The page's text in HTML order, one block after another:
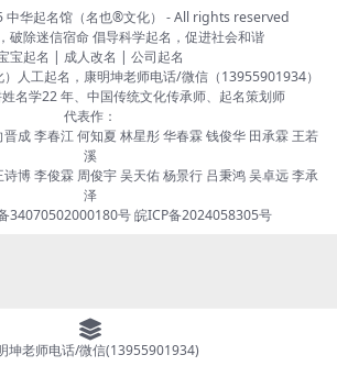
中华起名馆（名也®文化） - All rights reserved
破除迷信宿命 倡导科学起名，促进社会和谐
宝起名 | 成人改名 | 公司起名
人工起名，康明坤老师电话/微信（13955901934）
名学22 年、中国传统文化传承师、起名策划师
代表作：
成 李春江 何知夏 林星彤 华春霖 钱俊华 田承霖 王若
溪
博 李俊霖 周俊宇 吴天佑 杨景行 吕秉鸿 吴卓远 李承
泽
34070502000180号皖ICP备2024058305号
坤老师电话/微信(13955901934)